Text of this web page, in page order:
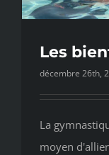
Les
décembre 26th,
La
moyen